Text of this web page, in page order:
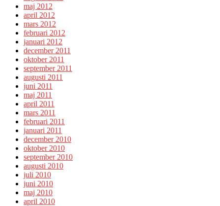
maj 2012
april 2012
mars 2012
februari 2012
januari 2012
december 2011
oktober 2011
september 2011
augusti 2011
juni 2011
maj 2011
april 2011
mars 2011
februari 2011
januari 2011
december 2010
oktober 2010
september 2010
augusti 2010
juli 2010
juni 2010
maj 2010
april 2010